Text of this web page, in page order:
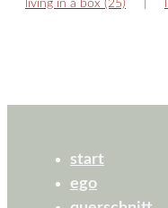
living in a box (25)
start
ego